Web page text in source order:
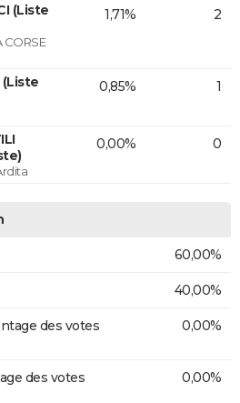
(Liste
CORSE
1,71% 2
(Liste
0,85% 1
0,00% 0
60,00%
40,00%
des votes
0,00%
des votes
0,00%